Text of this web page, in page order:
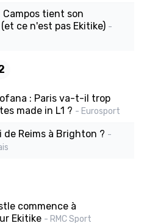
Campos tient son
ce n'est pas Ekitike) -
: Paris va-t-il trop
made in L1 ? - Eurosport
de Reims à Brighton ? -
commence à
Ekitike - RMC Sport